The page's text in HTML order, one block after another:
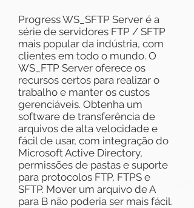
Progress WS_SFTP Server é a
série de servidores FTP / SFTP
mais popular da indústria, com
clientes em todo o mundo. O
WS_FTP Server oferece os
recursos certos para realizar o
trabalho e manter os custos
gerenciáveis. Obtenha um
software de transferência de
arquivos de alta velocidade e
fácil de usar, com integração do
Microsoft Active Directory,
permissões de pastas e suporte
para protocolos FTP, FTPS e
SFTP. Mover um arquivo de A
para B não poderia ser mais fácil.